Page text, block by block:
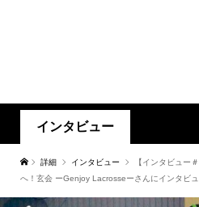
インタビュー
詳細 インタビュー
【インタビュー
へ！玄会 ーGenjoy Lacrosseーさんにインタビュ